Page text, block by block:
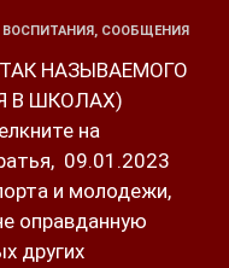
ВОСПИТАНИЯ, СООБЩЕНИЯ
НАЗЫВАЕМОГО
В ШКОЛАХ)
на
09.01.2023
и молодежи,
оправданную
других